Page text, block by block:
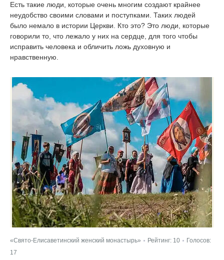
Есть такие люди, которые очень многим создают крайнее
неудобство своими словами и поступками. Таких людей
было немало в истории Церкви. Кто это? Это люди, которые
говорили то, что лежало у них на сердце, для того чтобы
исправить человека и обличить ложь духовную и
нравственную.
«Свято-Елисаветинский женский монастырь» Рейтинг: 10
Голосов:
17